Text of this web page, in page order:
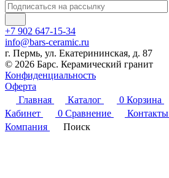
+7 902 647-15-34
info@bars-ceramic.ru
г. Пермь, ул. Екатерининская, д. 87
© 2026 Барс. Керамический гранит
Конфиденциальность
Оферта
Главная
Каталог 0 Корзина
Кабинет
0 Сравнение Контакты
Компания
Поиск